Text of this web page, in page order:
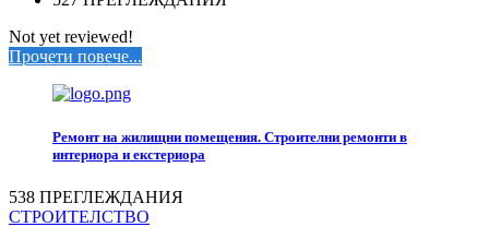
Not yet reviewed!
Прочети повече...
Ремонт на жилищни помещения. Строителни ремонти в
интериора и екстериора
538 ПРЕГЛЕЖДАНИЯ
СТРОИТЕЛСТВО